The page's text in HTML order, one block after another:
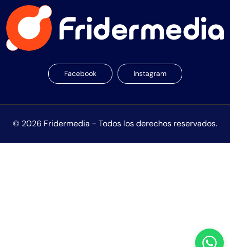
Facebook Instagram
© 2026 Fridermedia - Todos los derechos reservados.